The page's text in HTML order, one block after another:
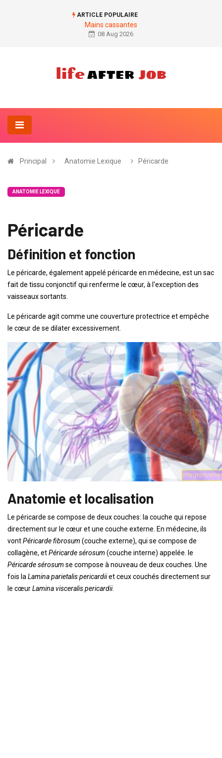
ARTICLE POPULAIRE
Mains cassantes
08 Aug 2026
Principal Anatomie Lexique Péricarde
ANATOMIE LEXIQUE
Péricarde
Définition et fonction
Le péricarde, également appelé péricarde en médecine, est un sac
fait de tissu conjonctif qui renferme le cœur, à l'exception des
vaisseaux sortants.
Le péricarde agit comme une couverture protectrice et empêche
le cœur de se dilater excessivement.
Anatomie et localisation
Le péricarde se compose de deux couches: la couche qui repose
directement sur le cœur et une couche externe. En médecine, ils
vontPéricarde fibrosum (couche externe), qui se compose de
collagène, etPéricarde sérosum (couche interne) appelée. le
Péricarde sérosum se compose à nouveau de deux couches. Une
fois la Lamina parietalis pericardiiet ceux couchés directement sur
le cœurLamina visceralis pericardii.